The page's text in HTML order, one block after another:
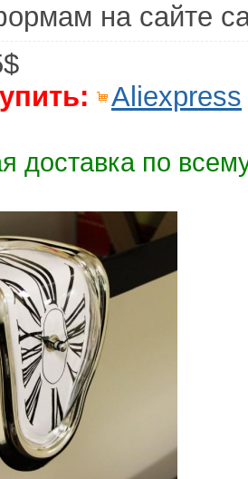
на сайте
Aliexpress
доставка по